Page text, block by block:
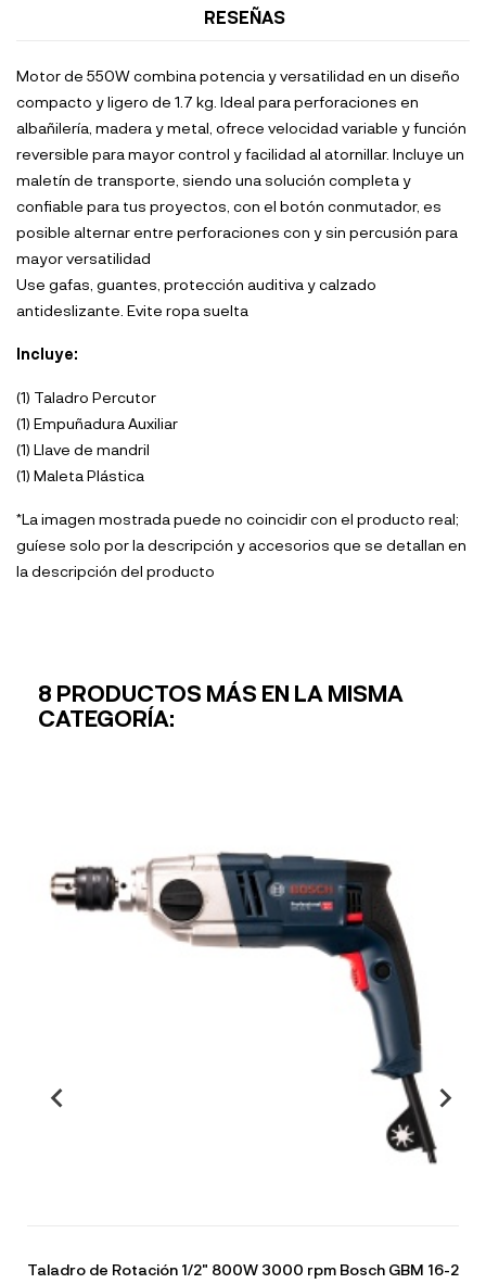
RESEÑAS
Motor de 550W combina potencia y versatilidad en un diseño
compacto y ligero de 1.7 kg. Ideal para perforaciones en
albañilería, madera y metal, ofrece velocidad variable y función
reversible para mayor control y facilidad al atornillar. Incluye un
maletín de transporte, siendo una solución completa y
confiable para tus proyectos, con el botón conmutador, es
posible alternar entre perforaciones con y sin percusión para
mayor versatilidad
Use gafas, guantes, protección auditiva y calzado
antideslizante. Evite ropa suelta
Incluye:
(1) Taladro Percutor
(1) Empuñadura Auxiliar
(1) Llave de mandril
(1) Maleta Plástica
*La imagen mostrada puede no coincidir con el producto real;
guíese solo por la descripción y accesorios que se detallan en
la descripción del producto
8 PRODUCTOS MÁS EN LA MISMA
CATEGORÍA:
Taladro de Rotación 1/2" 800W 3000 rpm Bosch GBM 16-2